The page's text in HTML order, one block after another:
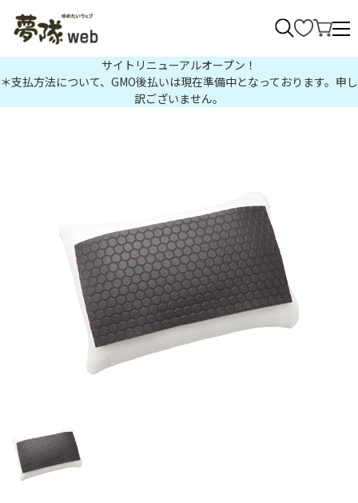
サイトリニューアルオープン！
＊支払方法について、GMO後払いは現在準備中となっております。申し
訳ございません。